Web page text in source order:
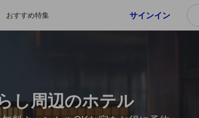
おすすめ特集 サインイン
し周辺のホテル